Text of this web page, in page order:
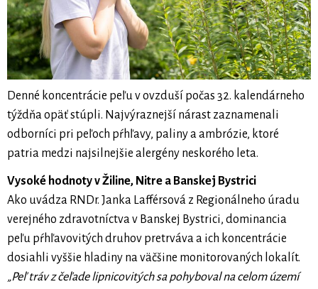
Denné koncentrácie peľu v ovzduší počas 32. kalendárneho
týždňa opäť stúpli. Najvýraznejší nárast zaznamenali
odborníci pri peľoch pŕhľavy, paliny a ambrózie, ktoré
patria medzi najsilnejšie alergény neskorého leta.
Vysoké hodnoty v Žiline, Nitre a Banskej Bystrici
Ako uvádza RNDr. Janka Lafférsová z Regionálneho úradu
verejného zdravotníctva v Banskej Bystrici, dominancia
peľu pŕhľavovitých druhov pretrváva a ich koncentrácie
dosiahli vyššie hladiny na väčšine monitorovaných lokalít.
„Peľ tráv z čeľade lipnicovitých sa pohyboval na celom území